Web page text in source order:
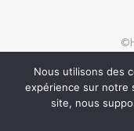
Nous utilisons des
expérience sur notre
site, nous